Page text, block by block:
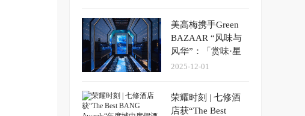
美高梅携手Green
BAZAAR “风味与
风华”：「赏味·星
厨」第五季“又见东
2025-12-01
荣耀时刻 | 七修酒
店获“The Best